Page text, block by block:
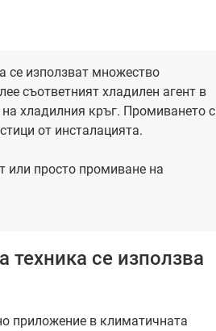
се използват множество
съответният хладилен агент в
хладилния кръг. Промиването с
от инсталацията.
или просто промиване на
се използва
приложение в климатичната